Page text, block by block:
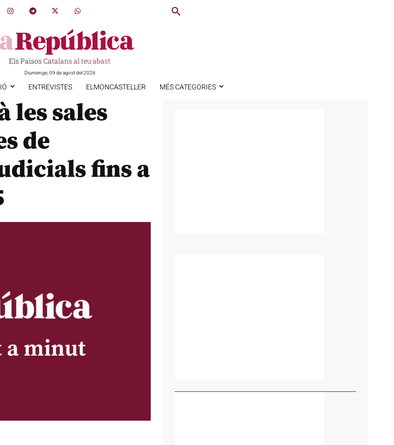
Els Països Catalans al teu abast
Diumenge, 09 de agost del 2026
ENTREVISTES ELMONCASTELLER MÉS CATEGORIES
les sales
de
fins a